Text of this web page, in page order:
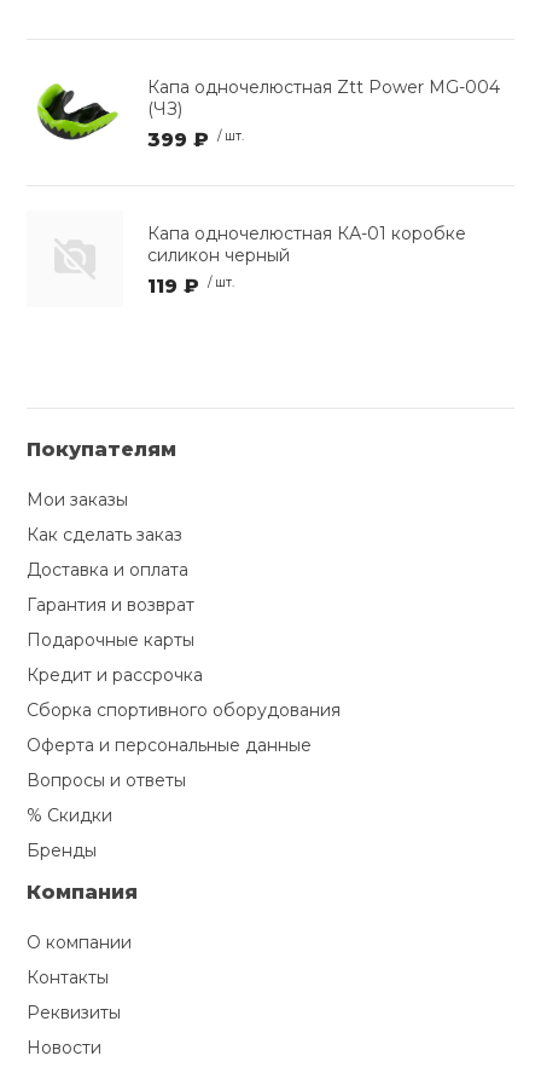
Капа одночелюстная Ztt Power MG-004
(ЧЗ)
399 ₽ / шт.
Капа одночелюстная КА-01 коробке
силикон черный
119 ₽ / шт.
Покупателям
Мои заказы
Как сделать заказ
Доставка и оплата
Гарантия и возврат
Подарочные карты
Кредит и рассрочка
Сборка спортивного оборудования
Оферта и персональные данные
Вопросы и ответы
% Скидки
Бренды
Компания
О компании
Контакты
Реквизиты
Новости